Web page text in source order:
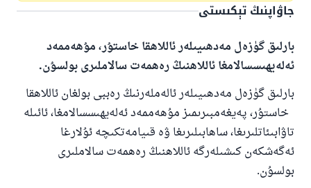
جاۋاپنىڭ تېكىستى
بارلىق گۈزەل مەدھىيىلەر ئاللاھقا خاستۇر، مۇھەممەد
ئەلەيھىسسالامغا ئاللاھنىڭ رەھمەت سالاملىرى بولسۇن.
بارلىق گۈزەل مەدھىيىلەر ئالەملەرنىڭ رەببى بولغان ئاللاھقا
خاستۇر، پەيغەمبىرىمىز مۇھەممەد ئەلەيھىسسالامغا، ئائىلە
تاۋابىئاتلىرىغا، ساھابىلىرىغا ۋە قىيامەتكىچە ئۇلارغا
ئەگەشكەن كىشىلەرگە ئاللاھنىڭ رەھمەت سالاملىرى
بولسۇن.